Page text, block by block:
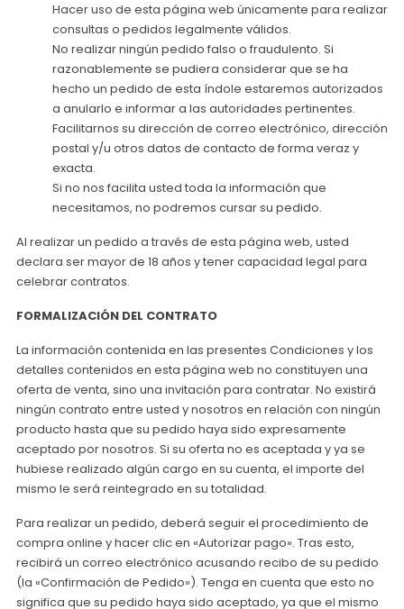
Hacer uso de esta página web únicamente para realizar
consultas o pedidos legalmente válidos.
No realizar ningún pedido falso o fraudulento. Si
razonablemente se pudiera considerar que se ha
hecho un pedido de esta índole estaremos autorizados
a anularlo e informar a las autoridades pertinentes.
Facilitarnos su dirección de correo electrónico, dirección
postal y/u otros datos de contacto de forma veraz y
exacta.
Si no nos facilita usted toda la información que
necesitamos, no podremos cursar su pedido.
Al realizar un pedido a través de esta página web, usted
declara ser mayor de 18 años y tener capacidad legal para
celebrar contratos.
FORMALIZACIÓN DEL CONTRATO
La información contenida en las presentes Condiciones y los
detalles contenidos en esta página web no constituyen una
oferta de venta, sino una invitación para contratar. No existirá
ningún contrato entre usted y nosotros en relación con ningún
producto hasta que su pedido haya sido expresamente
aceptado por nosotros. Si su oferta no es aceptada y ya se
hubiese realizado algún cargo en su cuenta, el importe del
mismo le será reintegrado en su totalidad.
Para realizar un pedido, deberá seguir el procedimiento de
compra online y hacer clic en «Autorizar pago». Tras esto,
recibirá un correo electrónico acusando recibo de su pedido
(la «Confirmación de Pedido»). Tenga en cuenta que esto no
significa que su pedido haya sido aceptado, ya que el mismo